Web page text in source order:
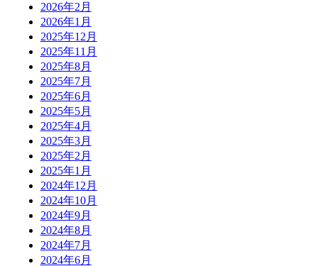
2026年2月
2026年1月
2025年12月
2025年11月
2025年8月
2025年7月
2025年6月
2025年5月
2025年4月
2025年3月
2025年2月
2025年1月
2024年12月
2024年10月
2024年9月
2024年8月
2024年7月
2024年6月